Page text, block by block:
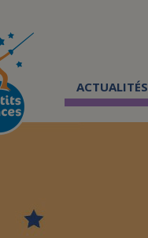
ACTUALITÉS